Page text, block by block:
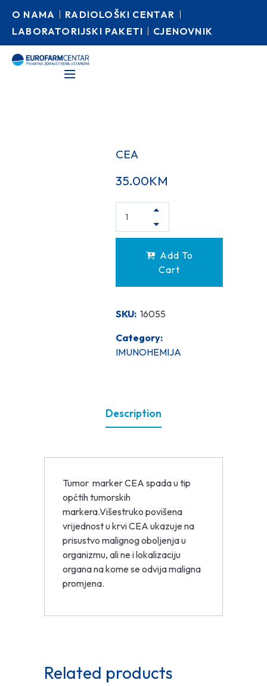
O NAMA
RADIOLOŠKI CENTAR
LABORATORIJSKI PAKETI
CJENOVNIK
CEA
35.00KM
Add To
Cart
SKU: 16055
Category:
IMUNOHEMIJA
Description
Tumor marker CEA spada u tip
općtih tumorskih
markera.Višestruko povišena
vrijednost u krvi CEA ukazuje na
prisustvo malignog oboljenja u
organizmu, ali ne i lokalizaciju
organa na kome se odvija maligna
promjena.
Related products